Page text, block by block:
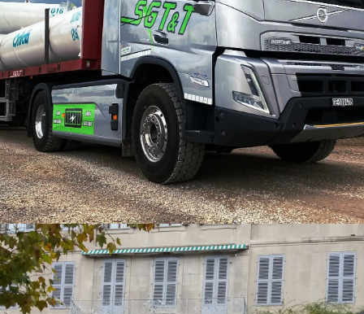
Le tracteur électrique jusqu'à 44 tonnes offre une solution
de transport puissante et respectueuse de
l'environnement, alliant performance et durabilité pour
répondre aux besoins de vos projets de transport.